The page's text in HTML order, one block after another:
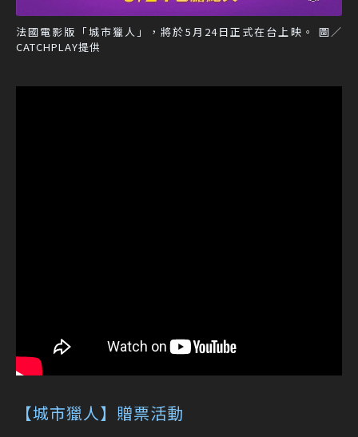
法國電影版「城市獵人」，將於5月24日正式在台上映。 圖／
CATCHPLAY提供
【城市獵人】贈票活動